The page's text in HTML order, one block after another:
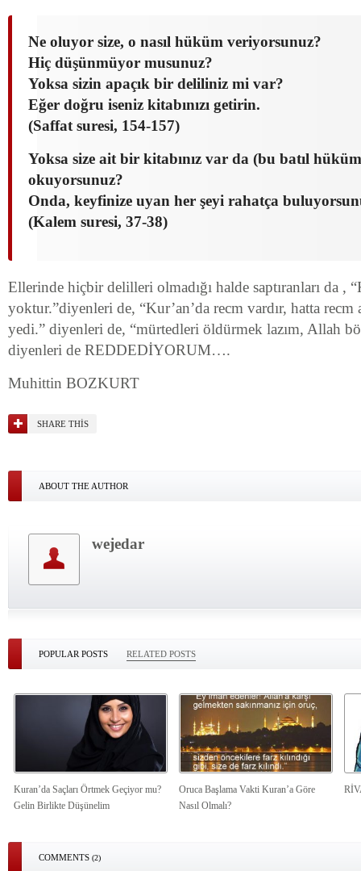
Ne oluyor size, o nasıl hüküm veriyorsunuz?
Hiç düşünmüyor musunuz?
Yoksa sizin apaçık bir deliliniz mi var?
Eğer doğru iseniz kitabınızı getirin.
(Saffat suresi, 154-157)
Yoksa size ait bir kitabınız var da (bu batıl
okuyorsunuz?
Onda, keyfinize uyan her şeyi rahatça
(Kalem suresi, 37-38)
Ellerinde hiçbir delilleri olmadığı halde saptıranları da ,
yoktur.”diyenleri de, “Kur’an’da recm vardır, hatta
yedi.” diyenleri de, “mürtedleri öldürmek lazım, Allah
diyenleri de REDDEDİYORUM….
Muhittin BOZKURT
SHARE THIS
ABOUT THE AUTHOR
wejedar
POPULAR POSTS RELATED POSTS
Kuran’da Saçları Örtmek Geçiyor mu?
Gelin Birlikte Düşünelim
Oruca Başlama Vakti Kuran’a Göre
Nasıl Olmalı?
COMMENTS (2)